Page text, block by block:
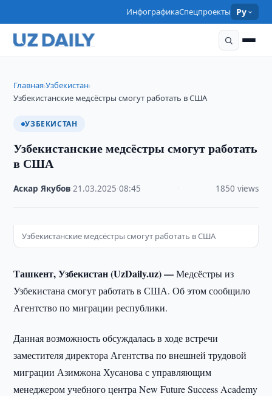
ИнфографикаСпецпроекты Ру
Главная›Узбекистан›
Узбекистанские медсёстры смогут работать в США
УЗБЕКИСТАН
Узбекистанские медсёстры смогут работать
в США
Аскар Якубов ·21.03.2025 ·08:45 1850 views
Узбекистанские медсёстры смогут работать в США
Ташкент, Узбекистан (UzDaily.uz) —Медсёстры из
Узбекистана смогут работать в США. Об этом сообщило
Агентство по миграции республики.
Данная возможность обсуждалась в ходе встречи
заместителя директора Агентства по внешней трудовой
миграции Азимжона Хусанова с управляющим
менеджером учебного центра New Future Success Academy